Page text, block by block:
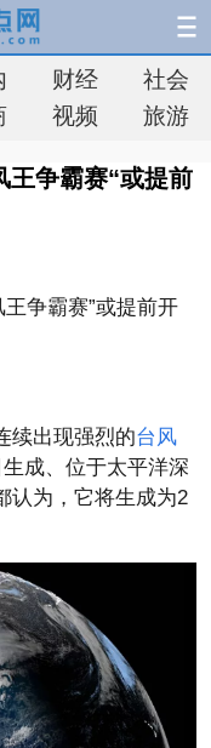
财经
社会
视频 旅游
王争霸赛“或提前
王争霸赛”或提前开
续出现强烈的台风
成、位于太平洋深
认为，它将生成为2